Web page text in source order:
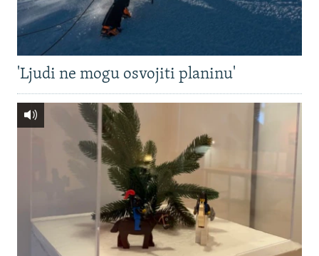
'Ljudi ne mogu osvojiti planinu'